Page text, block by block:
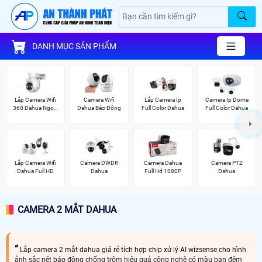
DANH MỤC SẢN PHẨM
Lắp Camera Wifi
360 Dahua Ngoài
Camera Wifi
Dahua Báo Động
Lắp Camera Ip
Full Color Dahua
Camera Ip Dome
Full Color Dahua
Lắp Camera Wifi
Dahua Full HD
Camera DWDR
Dahua
Camera Dahua
Full Hd 1080P
Camera PTZ
Dahua
CAMERA 2 MẮT DAHUA
Lắp camera 2 mắt dahua giá rẻ tích hợp chip xử lý AI wizsense cho hình
ảnh sắc nét báo động chống trộm hiệu quả công nghệ có màu ban đêm